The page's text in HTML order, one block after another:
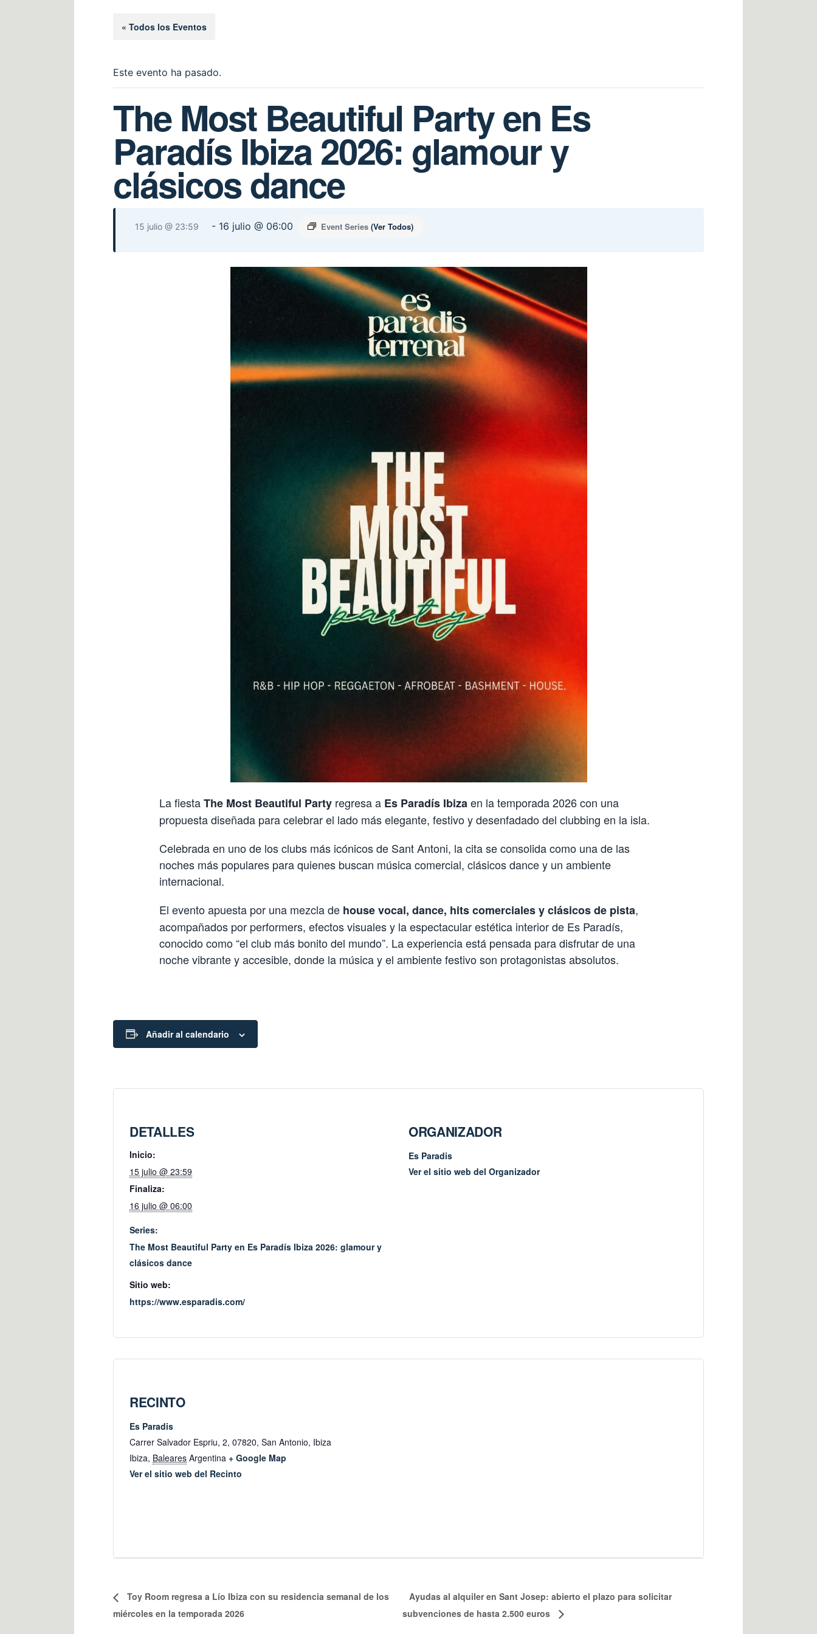
« Todos los Eventos
Este evento ha pasado.
The Most Beautiful Party en Es
Paradís Ibiza 2026: glamour y
clásicos dance
15 julio @ 23:59 - 16 julio @ 06:00 Event Series (Ver Todos)
La fiestaThe Most Beautiful Party regresa a Es Paradís Ibizaen la temporada 2026 con una
propuesta diseñada para celebrar el lado más elegante, festivo y desenfadado del clubbing en la isla.
Celebrada en uno de los clubs más icónicos de Sant Antoni, la cita se consolida como una de las
noches más populares para quienes buscan música comercial, clásicos dance y un ambiente
internacional.
El evento apuesta por una mezcla de house vocal, dance, hits comerciales y clásicos de pista,
acompañados por performers, efectos visuales y la espectacular estética interior de Es Paradís,
conocido como “el club más bonito del mundo”. La experiencia está pensada para disfrutar de una
noche vibrante y accesible, donde la música y el ambiente festivo son protagonistas absolutos.
Añadir al calendario
DETALLES
Inicio:
15 julio @ 23:59
Finaliza:
16 julio @ 06:00
Series:
The Most Beautiful Party en Es Paradís Ibiza 2026: glamour y
clásicos dance
Sitio web:
https://www.esparadis.com/
ORGANIZADOR
Es Paradis
Ver el sitio web del Organizador
RECINTO
Es Paradis
Carrer Salvador Espriu, 2, 07820, San Antonio, Ibiza
Ibiza, Baleares Argentina + Google Map
Ver el sitio web del Recinto
Toy Room regresa a Lío Ibiza con su residencia semanal de los
miércoles en la temporada 2026
Ayudas al alquiler en Sant Josep: abierto el plazo para solicitar
subvenciones de hasta 2.500 euros